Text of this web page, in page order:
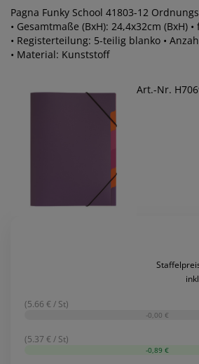
Pagna Funky School 41803-12
• Gesamtmaße (BxH): 24,4x32cm (BxH)
• Registerteilung: 5-teilig blanko •
• Material: Kunststoff
Art.-Nr.
(5.66 € / St)
-0,00 €
(5.37 € / St)
-0,89 €